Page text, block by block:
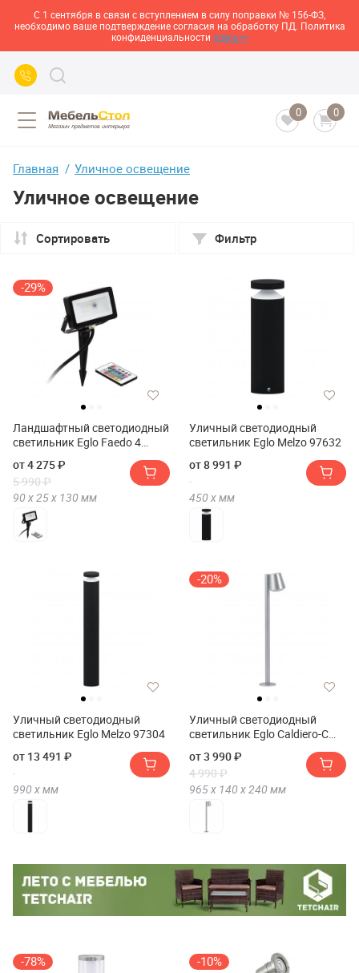
С 1 сентября в связи с вступлением в силу поправки № 156-ФЗ,
необходимо ваше подтверждение согласия на обработку ПД. Политика
конфиденциальности здесь>>
0 0
Главная Уличное освещение
Уличное освещение
Сортировать Фильтр
-29%
Ландшафтный светодиодный
светильник Eglo Faedo 4
от 4 275 ₽
5 990 ₽
90 х25 х 130 мм
Уличный светодиодный
светильник Eglo Melzo 97632
от 8 991 ₽
450 хмм
Уличный светодиодный
светильник Eglo Melzo 97304
от 13 491 ₽
990 хмм
-20%
Уличный светодиодный
светильник Eglo Caldiero-C
от 3 990 ₽
4 990 ₽
965 х 140 х 240 мм
-78% -10%